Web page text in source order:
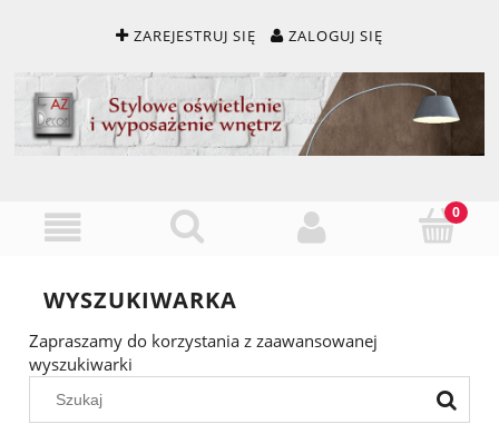
ZAREJESTRUJ SIĘ ZALOGUJ SIĘ
WYSZUKIWARKA
Zapraszamy do korzystania z zaawansowanej
wyszukiwarki